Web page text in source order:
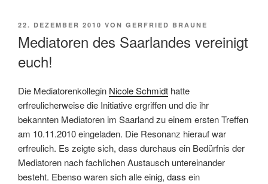
VERÖFFENTLICHT
22. DEZEMBER 2010 VON GERFRIED BRAUNE
Mediatoren des Saarlandes vereinigt
euch!
Die Mediatorenkollegin Nicole Schmidt hatte
erfreulicherweise die Initiative ergriffen und die ihr
bekannten Mediatoren im Saarland zu einem ersten Treffen
am 10.11.2010 eingeladen. Die Resonanz hierauf war
erfreulich. Es zeigte sich, dass durchaus ein Bedürfnis der
Mediatoren nach fachlichen Austausch untereinander
besteht. Ebenso waren sich alle einig, dass ein